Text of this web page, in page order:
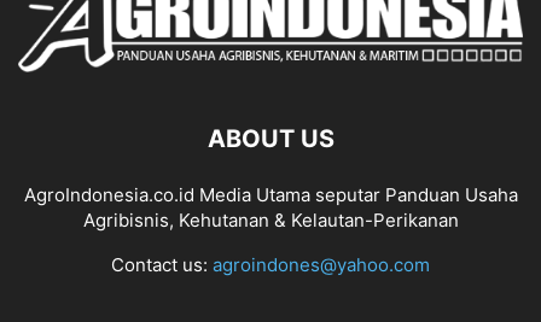
ABOUT US
AgroIndonesia.co.id Media Utama seputar Panduan Usaha
Agribisnis, Kehutanan & Kelautan-Perikanan
Contact us: agroindones@yahoo.com